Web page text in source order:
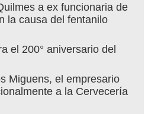
a ex funcionaria de
la causa del fentanilo
el 200° aniversario del
Miguens, el empresario
a la Cervecería